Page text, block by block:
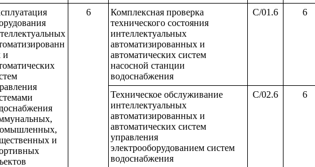
и
и
6
Комплексная проверка
технического состояния
интеллектуальных
автоматизированных и
автоматических систем
насосной станции
водоснабжения
C/01.6 6
Техническое обслуживание
интеллектуальных
автоматизированных и
автоматических систем
управления
электрооборудованием систем
водоснабжения
C/02.6 6